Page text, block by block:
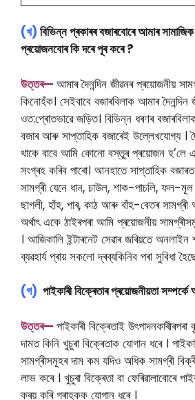
(খ) বিভিন্ন প্ৰকাৰৰ বজাৰবোৰে আমাৰ সামাজিক
প্ৰয়োজনবোৰ কি দৰে পূৰ কৰে ?
উত্তৰ— আমাৰ দৈনন্দিন জীৱনৰ প্ৰয়োজনীয়
কিনোহঁক। সেইবাবে বজাৰবিলাক আমাৰ
ওত:প্ৰোতভাৱে জড়িত। বিভিন্ন ধৰণৰ
বজাৰ আৰু সাপ্তাহিক বজাৰেই উল্লেখযোগ্য ।
থাকে বাবে আমি কোনো বস্তুৰ প্ৰয়োজন হ’লে
সংগ্ৰহ কৰিব পাৰো। আনহাতে সাপ্তাহিক বজাৰত
সামগ্ৰী যেনে ধান, চাউল, শাক-পাচলি, ফল-
ছাগলী, হাঁহ, পাৰ, কাঠ আৰু বাঁহ-বেতৰ
অৰ্থাৎ একে ঠাইৰপৰা আমি প্ৰয়োজনীয়
। আজিকালি ইন্টাৰনেট সেৱাৰ জৰিয়তে অনলাইন
ব্যৱহাৰ্য প্ৰায় সকলো দ্ৰব্যকিনিব পৰা সুবিধা
(গ) পাইকাৰী বিক্ৰেতাৰ প্ৰয়োজনীয়তা
উত্তৰ— পাইকাৰী বিক্ৰেতাই
দামত কিনি খুচুৰা বিক্ৰেতাক যোগান ধৰে ।
সামগ্ৰীসমূহৰ দাম কম যদিও অধিক সামগ্ৰী
লাভ কৰে । খুচুৰা বিক্ৰেতা বা ফেৰিৱালাবোৰে
ক্ৰয় কৰি গ্ৰাহকক যোগান ধৰে ।